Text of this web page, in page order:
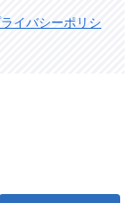
イバシーポリシ